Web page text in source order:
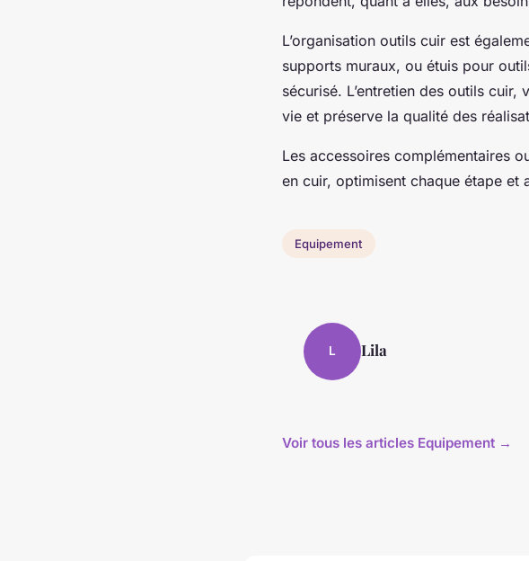
L’organisation outils cuir est
supports muraux, ou étuis pour
sécurisé. L’entretien des outils
vie et préserve la qualité des
Les accessoires complémentaires
en cuir, optimisent chaque étape et
Equipement
L Lila
Voir tous les articles Equipement →